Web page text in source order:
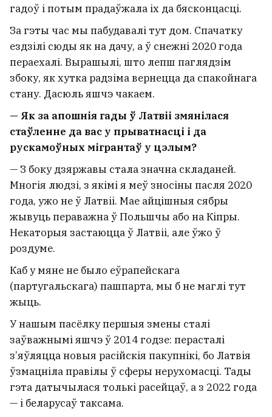
гадоў і потым прадаўжала іх да бясконцасці.
За гэты час мы пабудавалі тут дом. Спачатку
ездзілі сюды як на дачу, а ў снежні 2020 года
пераехалі. Вырашылі, што лепш паглядзім
збоку, як хутка радзіма вернецца да спакойнага
стану. Дасюль яшчэ чакаем.
— Як за апошнія гады ў Латвіі змянілася
стаўленне да вас у прыватнасці і да
рускамоўных мігрантаў у цэлым?
— З боку дзяржавы стала значна складаней.
Многія людзі, з якімі я меў зносіны пасля 2020
года, ужо не ў Латвіі. Мае айцішныя сябры
жывуць пераважна ў Польшчы або на Кіпры.
Некаторыя застаюцца ў Латвіі, але ўжо ў
роздуме.
Каб у мяне не было еўрапейскага
(партугальскага) пашпарта, мы б не маглі тут
жыць.
У нашым пасёлку першыя змены сталі
заўважнымі яшчэ ў 2014 годзе: перасталі
з’яўляцца новыя расійскія пакупнікі, бо Латвія
ўзмацніла правілы ў сферы нерухомасці. Тады
гэта датычылася толькі расейцаў, а з 2022 года
— і беларусаў таксама.